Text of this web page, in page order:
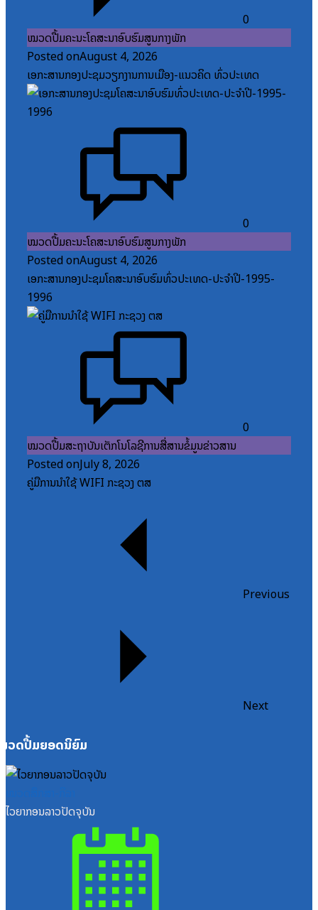
0
ໝວດປື້ມຄະນະໂຄສະນາອົບຮົມສູນກາງພັກ
Posted onAugust 4, 2026
ເອກະສານກອງປະຊຸມວຽກງານການເມືອງ-ແນວຄິດ ທົ່ວປະເທດ
0
ໝວດປື້ມຄະນະໂຄສະນາອົບຮົມສູນກາງພັກ
Posted onAugust 4, 2026
ເອກະສານກອງປະຊຸມໂຄສະນາອົບຮົມທົ່ວປະເທດ-ປະຈໍາປີ-1995-
1996
0
ໝວດປື້ມສະຖາບັນເຕັກໂນໂລຊີການສື່ສານຂໍ້ມູນຂ່າວສານ
Posted onJuly 8, 2026
ຄູ່ມືການນຳໃຊ້ WIFI ກະຊວງ ຕສ
Previous
Next
ດປື້ມຍອດນິຍົມ
ໄວຍາກອນລາວປັດຈຸບັນ